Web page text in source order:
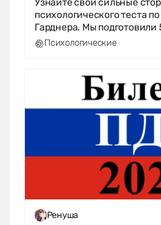
Узнайте свои сильные
психологического теста
Гарднера. Мы подготовили
Психологические
Ренуша